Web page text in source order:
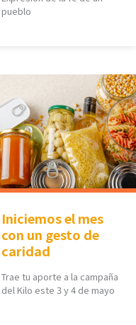
pueblo
Iniciemos el mes
con un gesto de
caridad
Trae tu aporte a la campaña
del Kilo este 3 y 4 de mayo